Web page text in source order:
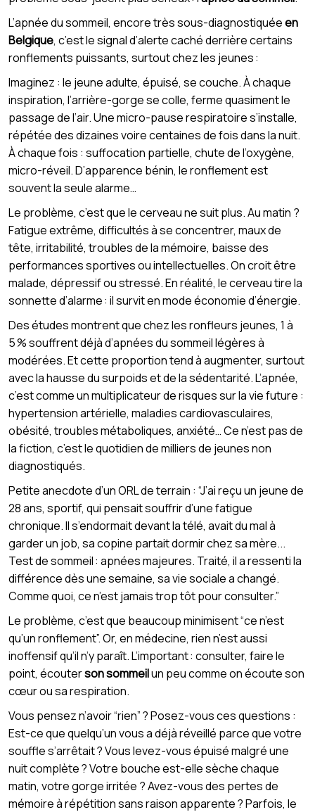
L’apnée du sommeil, encore très sous-diagnostiquéeen
Belgique, c’est le signal d’alerte caché derrière certains
ronflements puissants, surtout chez les jeunes :
Imaginez : le jeune adulte, épuisé, se couche. À chaque
inspiration, l’arrière-gorge se colle, ferme quasiment le
passage de l’air. Une micro-pause respiratoire s’installe,
répétée des dizaines voire centaines de fois dans la nuit.
À chaque fois : suffocation partielle, chute de l’oxygène,
micro-réveil. D’apparence bénin, le ronflement est
souvent la seule alarme…
Le problème, c’est que le cerveau ne suit plus. Au matin ?
Fatigue extrême, difficultés à se concentrer, maux de
tête, irritabilité, troubles de la mémoire, baisse des
performances sportives ou intellectuelles. On croit être
malade, dépressif ou stressé. En réalité, le cerveau tire la
sonnette d’alarme : il survit en mode économie d’énergie.
Des études montrent que chez les ronfleurs jeunes, 1 à
5 % souffrent déjà d’apnées du sommeil légères à
modérées. Et cette proportion tend à augmenter, surtout
avec la hausse du surpoids et de la sédentarité. L’apnée,
c’est comme un multiplicateur de risques sur la vie future :
hypertension artérielle, maladies cardiovasculaires,
obésité, troubles métaboliques, anxiété… Ce n’est pas de
la fiction, c’est le quotidien de milliers de jeunes non
diagnostiqués.
Petite anecdote d’un ORL de terrain : “J’ai reçu un jeune de
28 ans, sportif, qui pensait souffrir d’une fatigue
chronique. Il s’endormait devant la télé, avait du mal à
garder un job, sa copine partait dormir chez sa mère...
Test de sommeil : apnées majeures. Traité, il a ressenti la
différence dès une semaine, sa vie sociale a changé.
Comme quoi, ce n’est jamais trop tôt pour consulter.”
Le problème, c’est que beaucoup minimisent “ce n’est
qu’un ronflement”. Or, en médecine, rien n’est aussi
inoffensif qu’il n’y paraît. L’important : consulter, faire le
point, écouterson sommeilun peu comme on écoute son
cœur ou sa respiration.
Vous pensez n’avoir “rien” ? Posez-vous ces questions :
Est-ce que quelqu’un vous a déjà réveillé parce que votre
souffle s’arrêtait ? Vous levez-vous épuisé malgré une
nuit complète ? Votre bouche est-elle sèche chaque
matin, votre gorge irritée ? Avez-vous des pertes de
mémoire à répétition sans raison apparente ? Parfois, le